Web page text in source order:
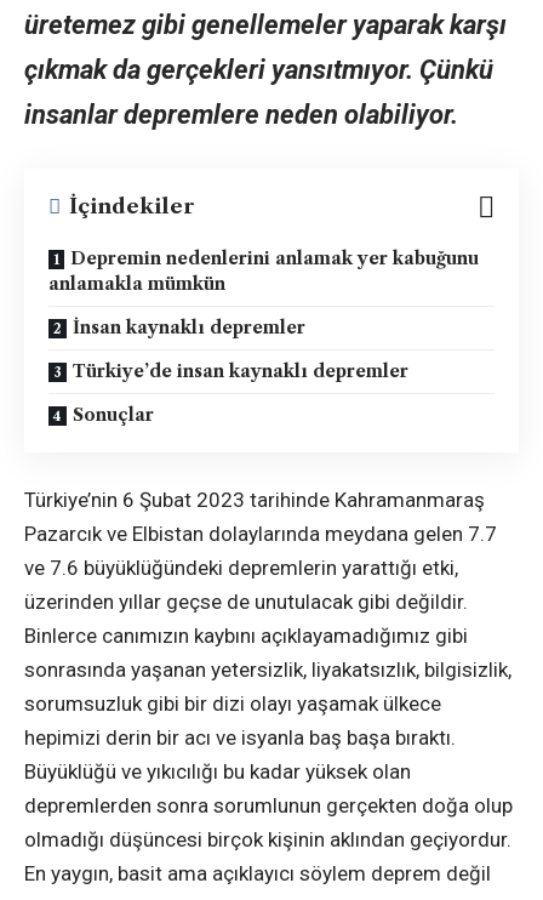
üretemez gibi genellemeler yaparak karşı
çıkmak da gerçekleri yansıtmıyor. Çünkü
insanlar depremlere neden olabiliyor.
İçindekiler
Depremin nedenlerini anlamak yer kabuğunu
anlamakla mümkün
İnsan kaynaklı depremler
Türkiye’de insan kaynaklı depremler
Sonuçlar
Türkiye’nin 6 Şubat 2023 tarihinde Kahramanmaraş
Pazarcık ve Elbistan dolaylarında meydana gelen 7.7
ve 7.6 büyüklüğündeki depremlerin yarattığı etki,
üzerinden yıllar geçse de unutulacak gibi değildir.
Binlerce canımızın kaybını açıklayamadığımız gibi
sonrasında yaşanan yetersizlik, liyakatsızlık, bilgisizlik,
sorumsuzluk gibi bir dizi olayı yaşamak ülkece
hepimizi derin bir acı ve isyanla baş başa bıraktı.
Büyüklüğü ve yıkıcılığı bu kadar yüksek olan
depremlerden sonra sorumlunun gerçekten doğa olup
olmadığı düşüncesi birçok kişinin aklından geçiyordur.
En yaygın, basit ama açıklayıcı söylem deprem değil